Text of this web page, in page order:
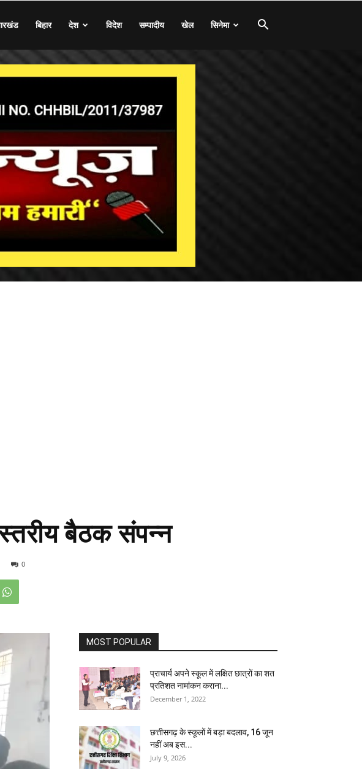
बिहार देश विदेश सम्पादीय खेल सिनेमा
बैठक संपन्न
0
MOST POPULAR
प्राचार्य अपने स्कूल में लक्षित छात्रों का शत
प्रतिशत नामांकन कराना...
December 1, 2022
छत्तीसगढ़ के स्कूलों में बड़ा बदलाव, 16 जून
नहीं अब इस...
July 9, 2026